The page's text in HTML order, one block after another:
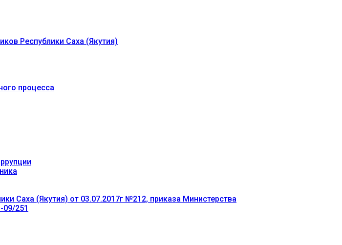
Республики Саха (Якутия)
процесса
Саха (Якутия) от 03.07.2017г №212, приказа Министерства
09/251